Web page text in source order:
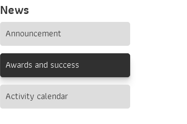
News
Announcement
Awards and success
Activity calendar